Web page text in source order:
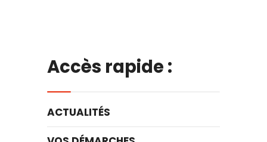
Accès rapide :
ACTUALITÉS